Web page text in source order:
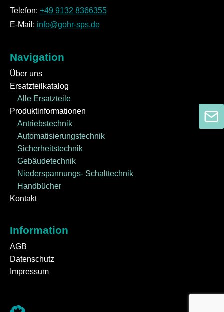
Telefon: +49 9132 8366355
E-Mail: info@gohr-sps.de
Navigation
Über uns
Ersatzteilkatalog
Alle Ersatzteile
Produktinformationen
Antriebstechnik
Automatisierungstechnik
Sicherheitstechnik
Gebäudetechnik
Niederspannungs- Schalttechnik
Handbücher
Kontakt
Information
AGB
Datenschutz
Impressum